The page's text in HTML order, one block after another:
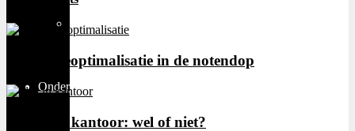
Thuiswerken
Ondernemen
Conversieoptimalisatie in de notendop
Glas in je kantoor: wel of niet?